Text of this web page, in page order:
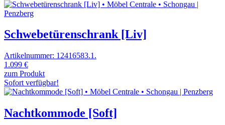
Schwebetürenschrank [Liv]
Artikelnummer: 12416583.1.
1.099 €
zum Produkt
Sofort verfügbar!
Nachtkommode [Soft]